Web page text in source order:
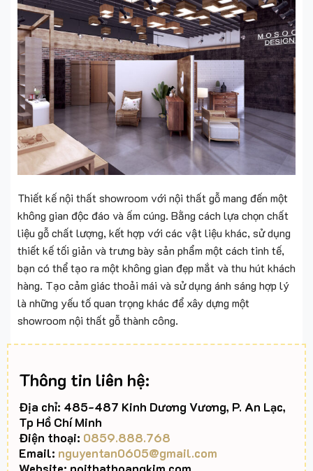
Thiết kế nội thất showroom với nội thất gỗ mang đến một
không gian độc đáo và ấm cúng. Bằng cách lựa chọn chất
liệu gỗ chất lượng, kết hợp với các vật liệu khác, sử dụng
thiết kế tối giản và trưng bày sản phẩm một cách tinh tế,
bạn có thể tạo ra một không gian đẹp mắt và thu hút khách
hàng. Tạo cảm giác thoải mái và sử dụng ánh sáng hợp lý
là những yếu tố quan trọng khác để xây dựng một
showroom nội thất gỗ thành công.
Thông tin liên hệ:
Địa chỉ: 485-487 Kinh Dương Vương, P. An Lạc,
Tp Hồ Chí Minh
Điện thoại: 0859.888.768
Email: nguyentan0605@gmail.com